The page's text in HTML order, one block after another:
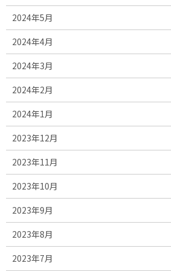
2024年5月
2024年4月
2024年3月
2024年2月
2024年1月
2023年12月
2023年11月
2023年10月
2023年9月
2023年8月
2023年7月